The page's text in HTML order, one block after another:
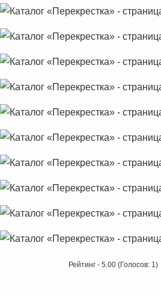
Рейтинг - 5.00 (Голосов: 1)